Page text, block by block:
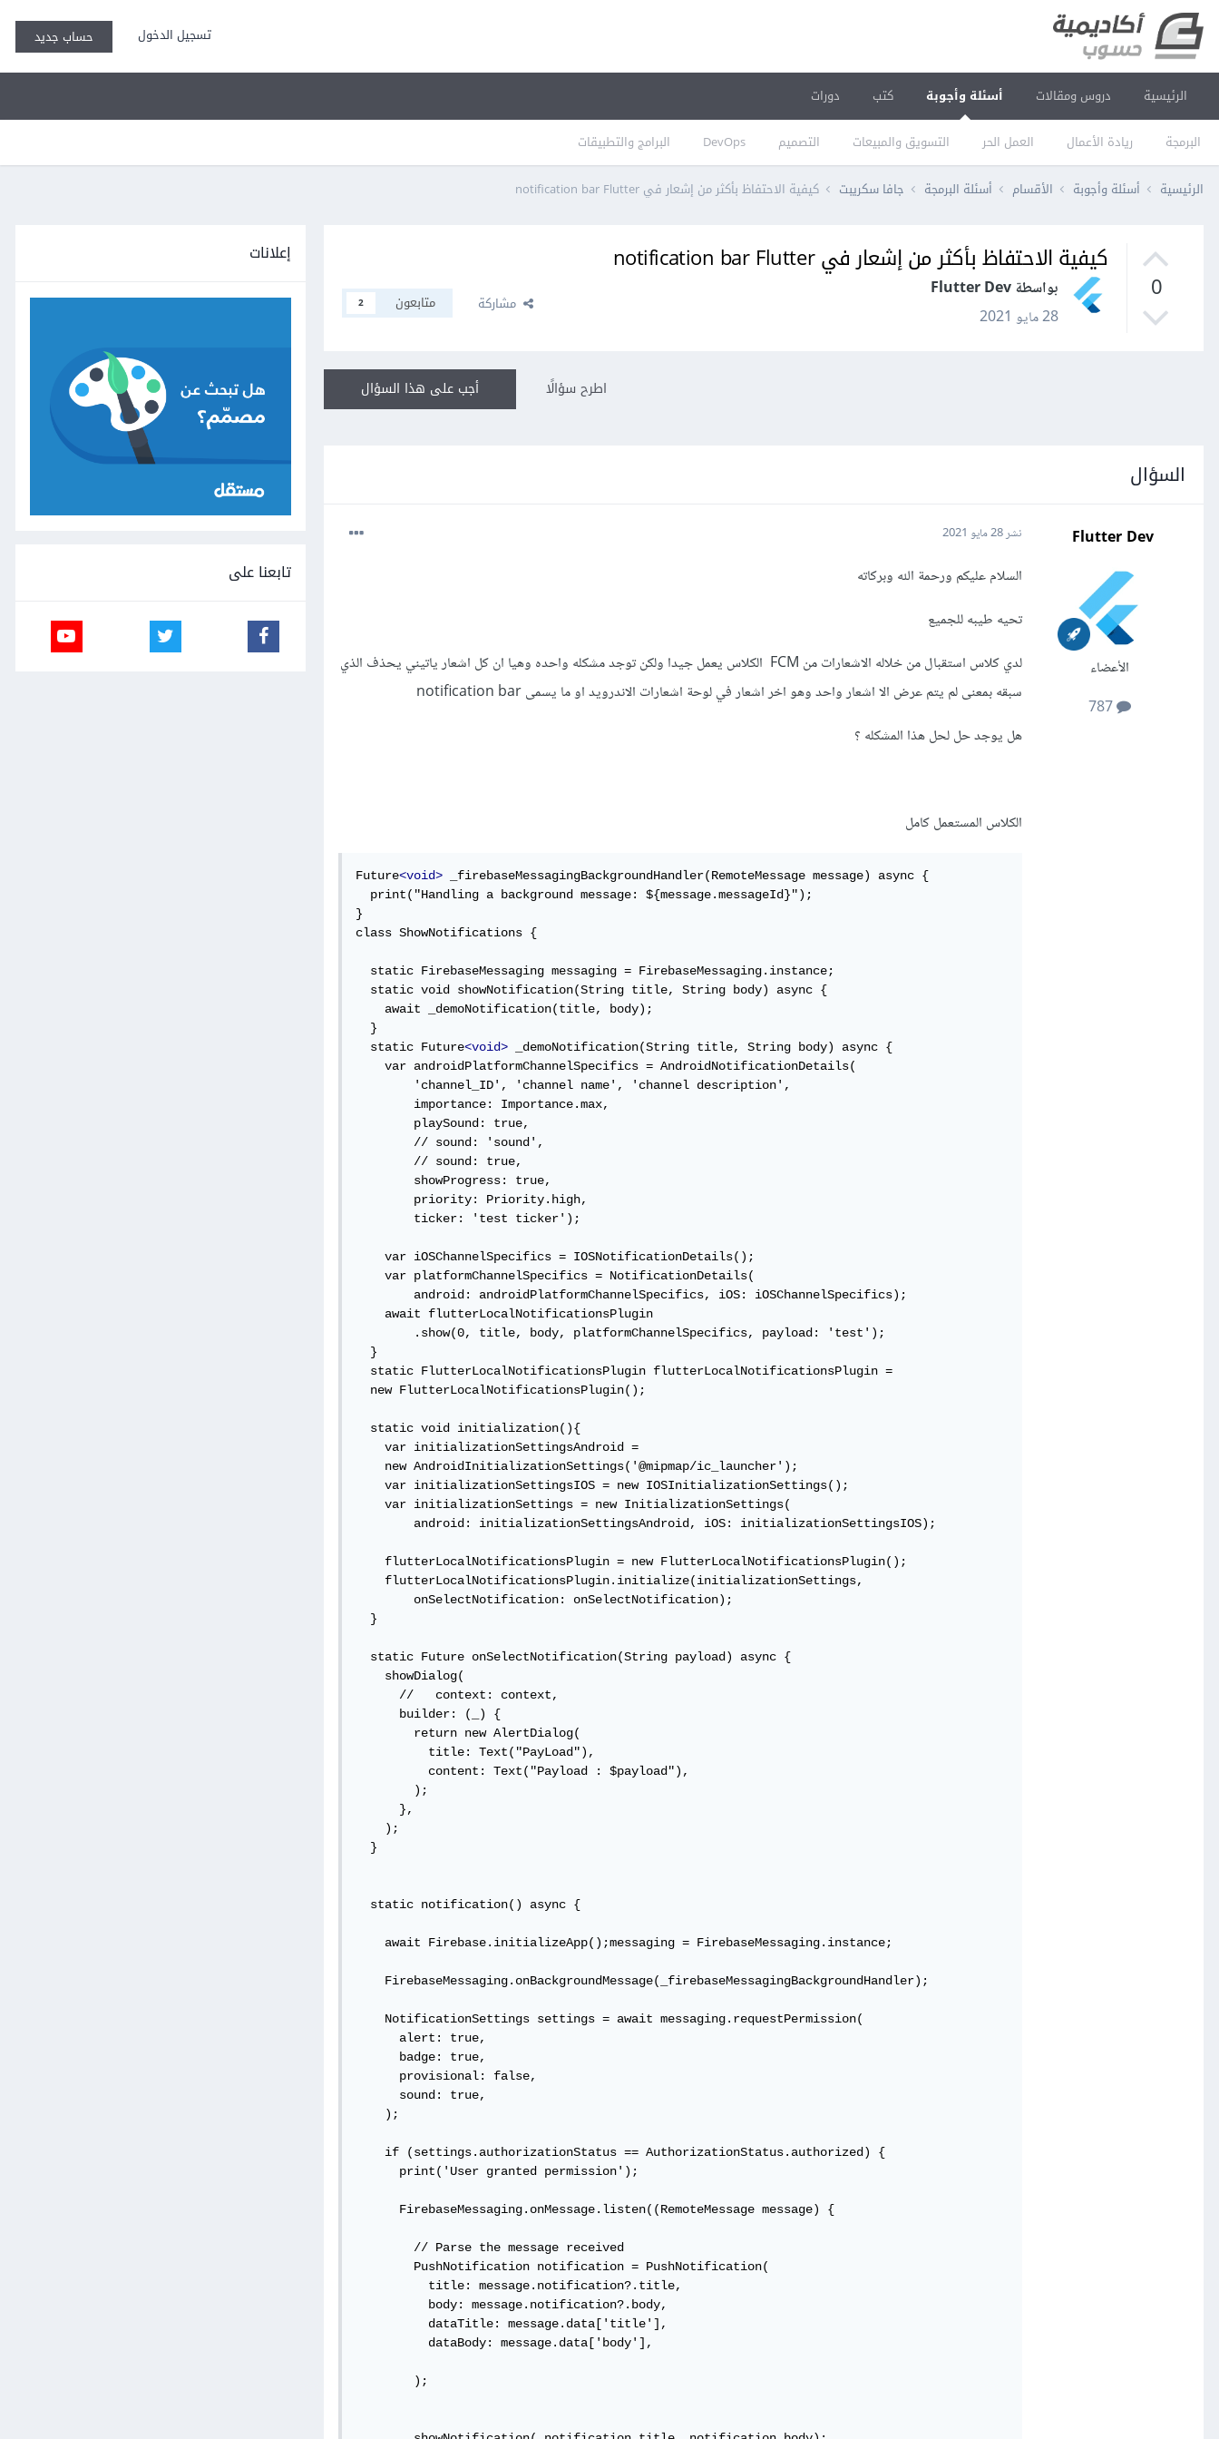
تسجيل الدخول حساب جديد
الرئيسية دروس ومقالات أسئلة وأجوبة
البرمجة ريادة الأعمال العمل الحر التسويق والمبيعات التصميم DevOps البرامج والتطبيقات
كتب دورات
الرئيسية أسئلة وأجوبة الأقسام أسئلة البرمجة جافا سكريبت كيفية الاحتفاظ بأكثر من إشعار في notification bar Flutter
0
كيفية الاحتفاظ بأكثر من إشعار في notification bar Flutter
بواسطة Flutter Dev
28 مايو 2021
مشاركة متابعون 2
أجب على هذا السؤال اطرح سؤالًا
السؤال
Flutter Dev
الأعضاء
787
نشر28 مايو 2021
السلام عليكم ورحمة الله وبركاته
تحيه طيبه للجميع
لدي كلاس استقبال من خلاله الاشعارات من FCM الكلاس يعمل جيدا ولكن توجد مشكله واحده وهيا ان كل اشعار ياتيني يحذف الذي
سبقه بمعنى لم يتم عرض الا اشعار واحد وهو اخر اشعار في لوحة اشعارات الاندرويد او ما يسمى notification bar
هل يوجد حل لحل هذا المشكله ؟
الكلاس المستعمل كامل
Future<void> _firebaseMessagingBackgroundHandler(RemoteMessage message) async {
  print("Handling a background message: ${message.messageId}");
}
class ShowNotifications {
  static FirebaseMessaging messaging = FirebaseMessaging.instance;
  static void showNotification(String title, String body) async {
    await _demoNotification(title, body);
  }
  static Future
<void> _demoNotification(String title, String body) async {
    var androidPlatformChannelSpecifics = AndroidNotificationDetails(
        'channel_ID', 'channel name', 'channel description',
        importance: Importance.max,
        playSound: true,
        // sound: 'sound',
        // sound: true,
        showProgress: true,
        priority: Priority.high,
        ticker: 'test ticker');
    var iOSChannelSpecifics = IOSNotificationDetails();
    var platformChannelSpecifics = NotificationDetails(
        android: androidPlatformChannelSpecifics, iOS: iOSChannelSpecifics);
    await flutterLocalNotificationsPlugin
        .show(0, title, body, platformChannelSpecifics, payload: 'test');
  }
  static FlutterLocalNotificationsPlugin flutterLocalNotificationsPlugin =
  new FlutterLocalNotificationsPlugin();
  static void initialization(){
    var initializationSettingsAndroid =
    new AndroidInitializationSettings('@mipmap/ic_launcher');
    var initializationSettingsIOS = new IOSInitializationSettings();
    var initializationSettings = new InitializationSettings(
        android: initializationSettingsAndroid, iOS: initializationSettingsIOS);
    flutterLocalNotificationsPlugin = new FlutterLocalNotificationsPlugin();
    flutterLocalNotificationsPlugin.initialize(initializationSettings,
        onSelectNotification: onSelectNotification);
  }
  static Future onSelectNotification(String payload) async {
    showDialog(
      //   context: context,
      builder: (_) {
        return new AlertDialog(
          title: Text("PayLoad"),
          content: Text("Payload : $payload"),
        );
      },
    );
  }
  static notification() async {
    await Firebase.initializeApp();messaging = FirebaseMessaging.instance;
    FirebaseMessaging.onBackgroundMessage(_firebaseMessagingBackgroundHandler);
    NotificationSettings settings = await messaging.requestPermission(
      alert: true,
      badge: true,
      provisional: false,
      sound: true,
    );
    if (settings.authorizationStatus == AuthorizationStatus.authorized) {
      print('User granted permission');
      FirebaseMessaging.onMessage.listen((RemoteMessage message) {
        // Parse the message received
        PushNotification notification = PushNotification(
          title: message.notification?.title,
          body: message.notification?.body,
          dataTitle: message.data['title'],
          dataBody: message.data['body'],
        );
إعلانات
تابعنا على